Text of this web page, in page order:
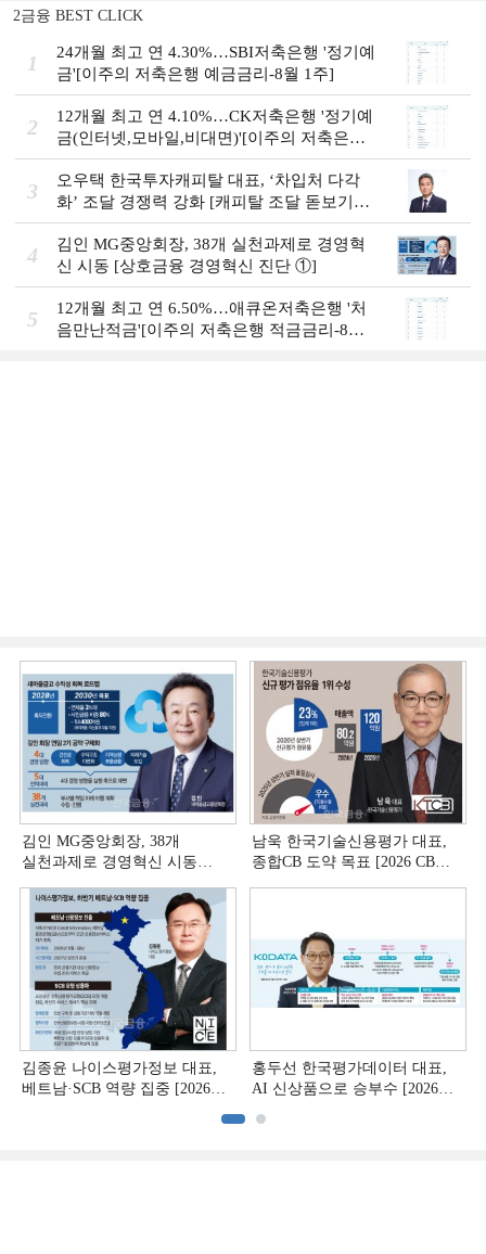
2금융 BEST CLICK
1
24개월 최고 연 4.30%…SBI저축은행 '정기예
금'[이주의 저축은행 예금금리-8월 1주]
2
12개월 최고 연 4.10%…CK저축은행 '정기예
금(인터넷,모바일,비대면)'[이주의 저축은행
예금금리-8월 1주]
3
오우택 한국투자캐피탈 대표, ‘차입처 다각
화ʼ 조달 경쟁력 강화 [캐피탈 조달 돋보기
(12)]
4
김인 MG중앙회장, 38개 실천과제로 경영혁
신 시동 [상호금융 경영혁신 진단 ①]
5
12개월 최고 연 6.50%…애큐온저축은행 '처
음만난적금'[이주의 저축은행 적금금리-8월
김인 MG중앙회장, 38개
실천과제로 경영혁신 시동
남욱 한국기술신용평가 대표,
종합CB 도약 목표 [2026 CB사
김종윤 나이스평가정보 대표,
베트남·SCB 역량 집중 [2026
홍두선 한국평가데이터 대표,
AI 신상품으로 승부수 [2026